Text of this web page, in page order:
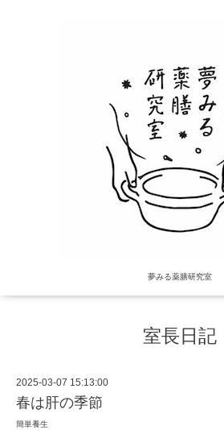
夢みる薬膳研究室
室長日記
2025-03-07 15:13:00
春は肝の季節
簡単養生